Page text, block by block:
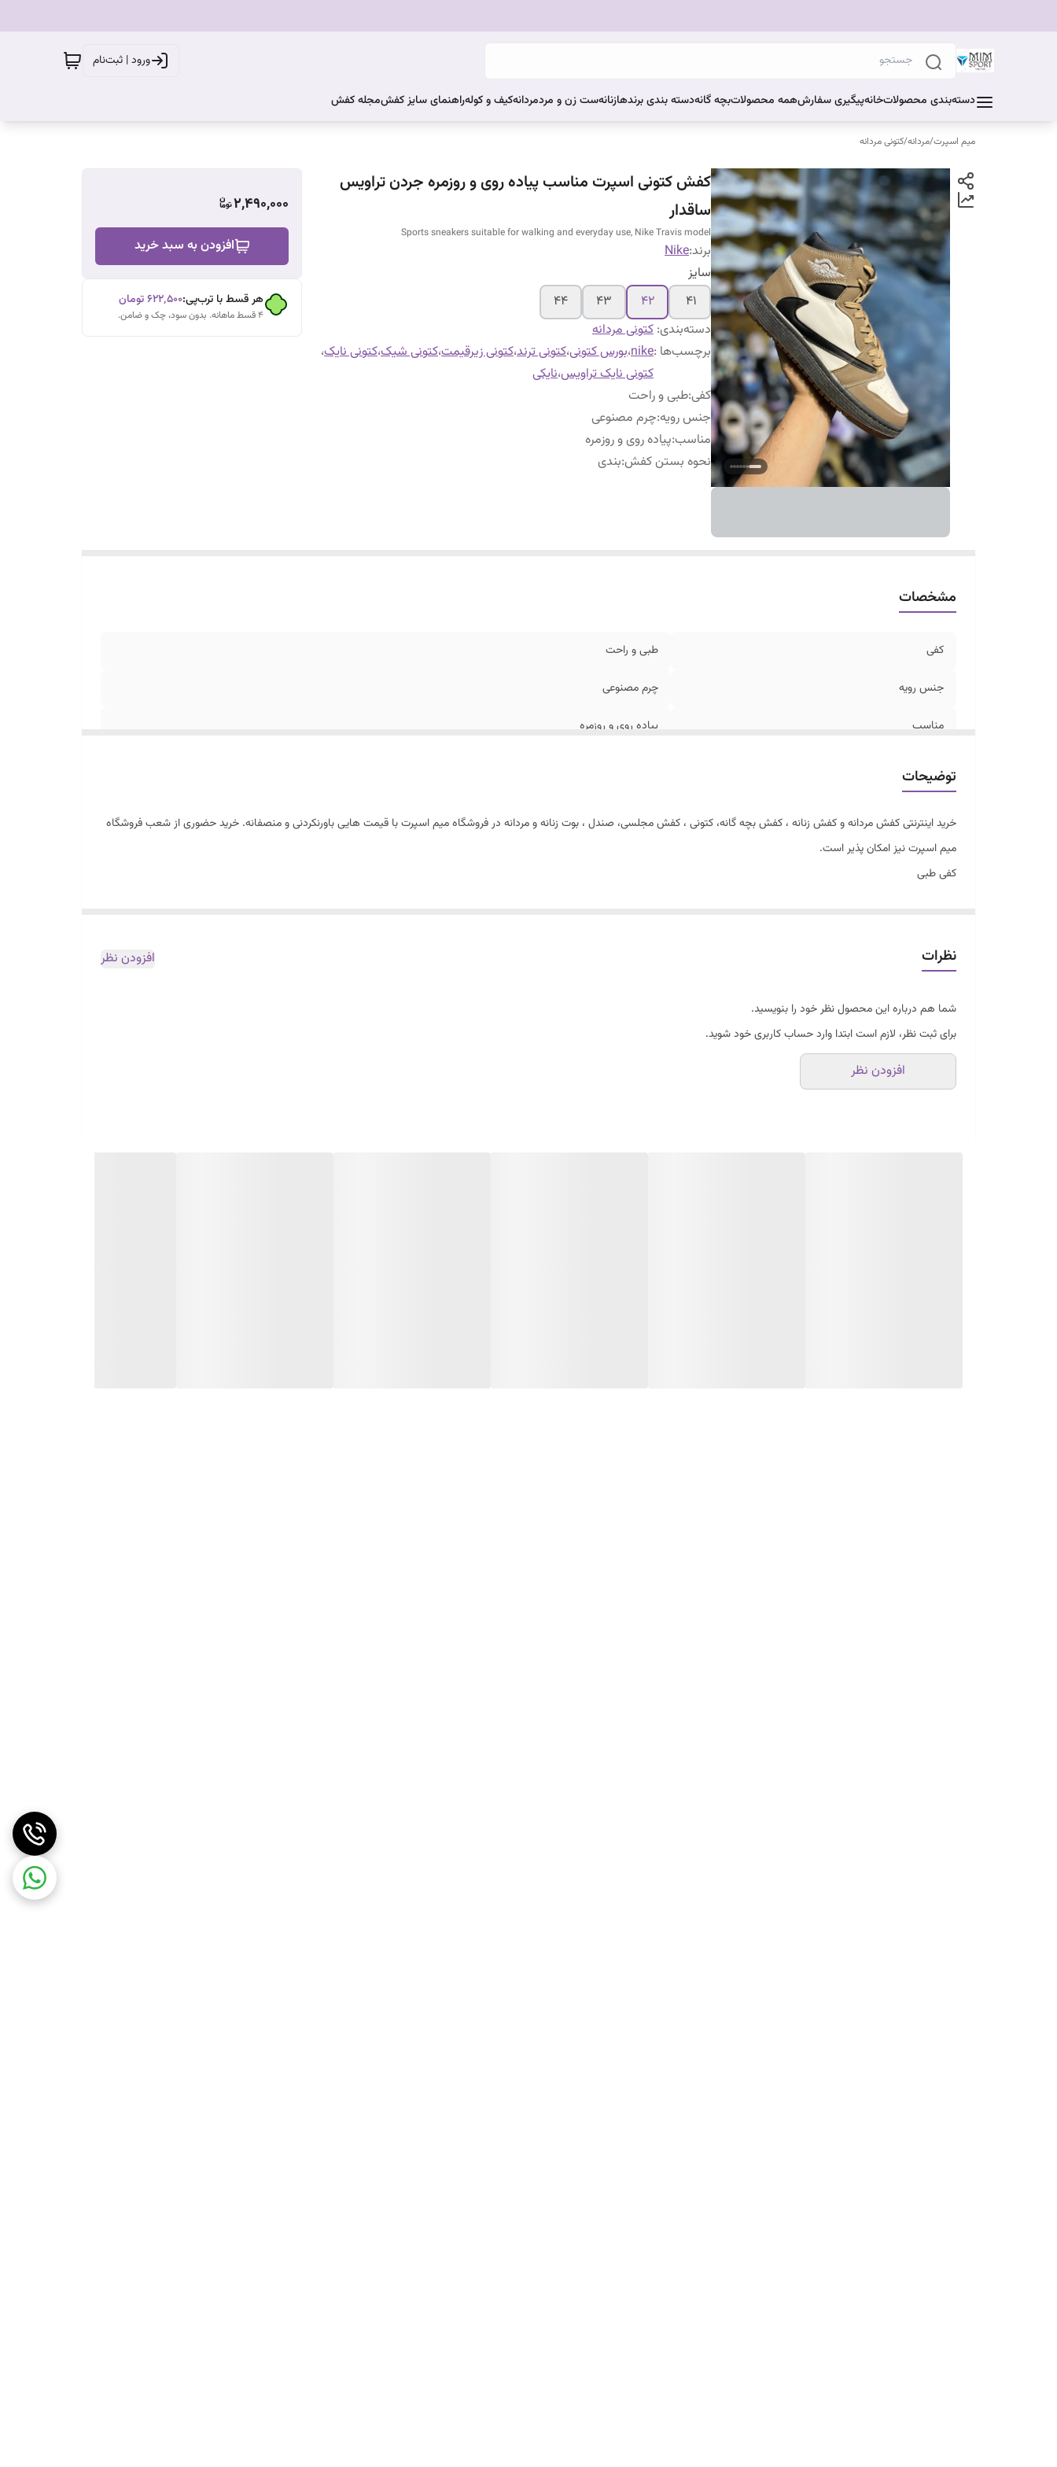
ورود | ثبت‌نام
دسته‌بندی محصولاتخانهپیگیری سفارشهمه محصولاتبچه گانهدسته بندی برندهازنانهست زن و مردمردانهکیف و کولهراهنمای سایز کفشمجله کفش
میم اسپرت/مردانه/کتونی مردانه
کفش کتونی اسپرت مناسب پیاده روی و روزمره جردن تراویس
ساقدار
Sports sneakers suitable for walking and everyday use, Nike Travis model
برند:Nike
سایز
۴۱
۴۲ ۴۳
۴۴
دسته‌بندی: کتونی مردانه
برچسب‌ها :nike،بورس کتونی،کتونی ترند،کتونی زیرقیمت،کتونی شیک،کتونی نایک،
کتونی نایک تراویس،نایکی
کفی:طبی و راحت
جنس رویه:چرم مصنوعی
مناسب:پیاده روی و روزمره
نحوه بستن کفش:بندی
2,490,000
افزودن به سبد خرید
هر قسط با ترب‌پی:۶۲۲٬۵۰۰تومان
۴ قسط ماهانه. بدون سود، چک و ضامن.
مشخصات
کفی طبی و راحت
جنس رویه چرم مصنوعی
مناسب پیاده روی و روزمره
توضیحات
خرید اینترنتی کفش مردانه و کفش زنانه ، کفش بچه گانه، کتونی ، کفش مجلسی، صندل ، بوت زنانه و مردانه در فروشگاه میم اسپرت با قیمت هایی باورنکردنی و منصفانه. خرید حضوری از شعب فروشگاه
میم اسپرت نیز امکان پذیر است.
کفی طبی
نظرات افزودن نظر
شما هم درباره این محصول نظر خود را بنویسید.
برای ثبت نظر، لازم است ابتدا وارد حساب کاربری خود شوید.
افزودن نظر